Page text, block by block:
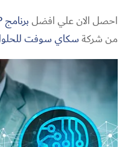
احصل الان علي افضلبرنامج ERP
من شركةسكاي سوفت للحلول